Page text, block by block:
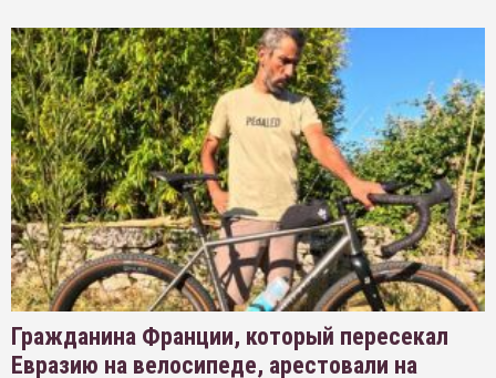
Гражданина Франции, который пересекал
Евразию на велосипеде, арестовали на